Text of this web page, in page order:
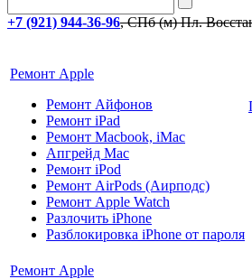
+7 (921) 944-36-96, СПб (м) Пл.
Ремонт Apple
Ремонт Айфонов
Ремонт iPad
Ремонт Macbook, iMac
Апгрейд Mac
Ремонт iPod
Ремонт AirPods (Аирподс)
Ремонт Apple Watch
Разлочить iPhone
Разблокировка iPhone от пароля
Ремонт Apple